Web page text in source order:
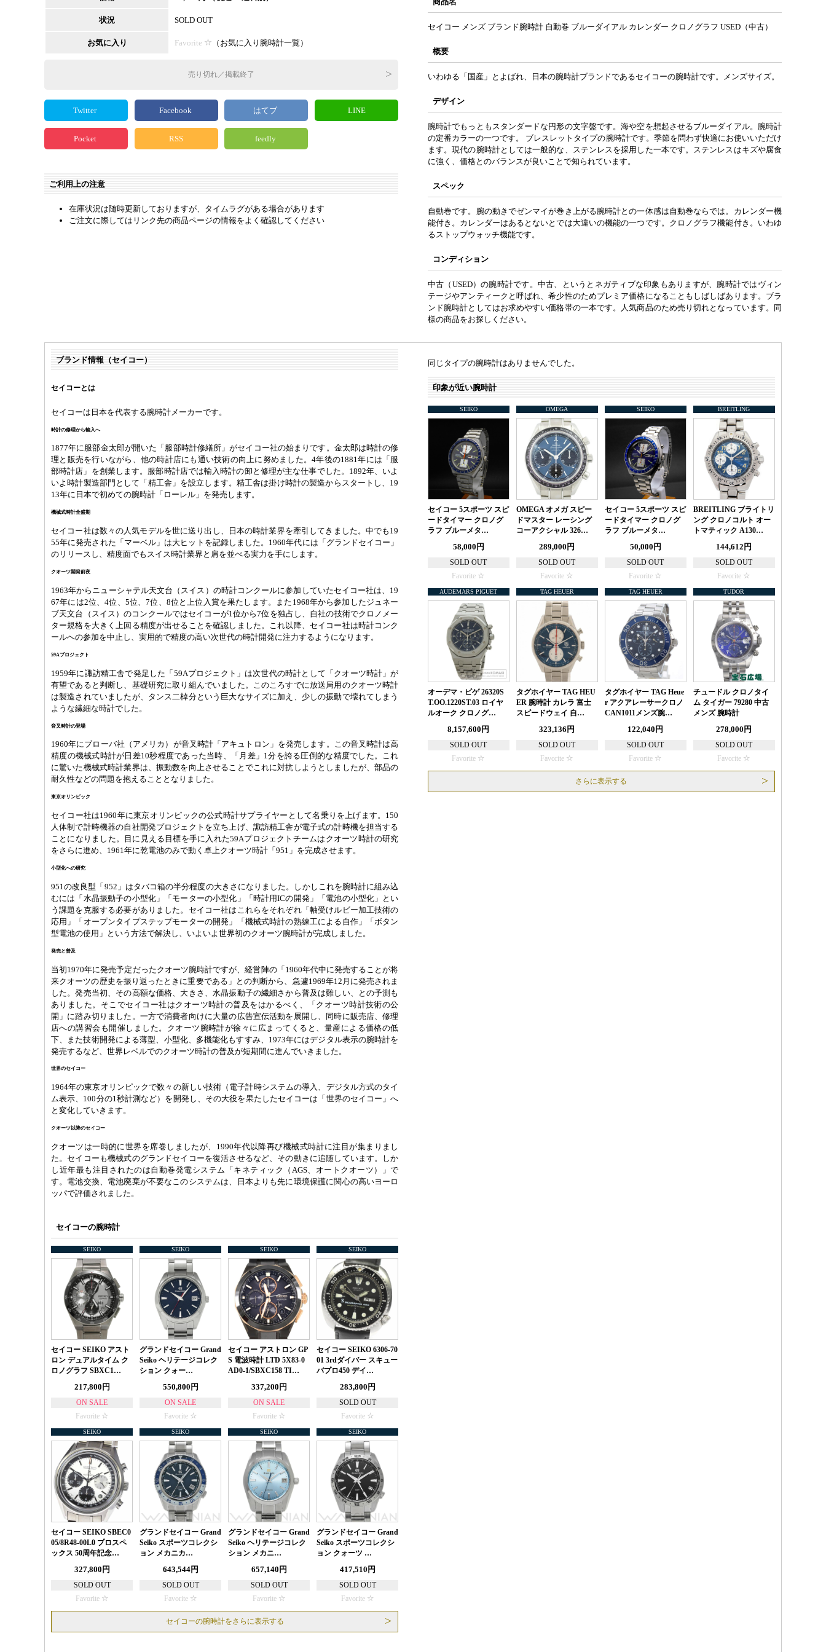
セイコー メンズ ブランド腕時計 自動巻 ブルーダイアル カレンダー クロノグラフ USED（中古）
概要
いわゆる「国産」とよばれ、日本の腕時計ブランドであるセイコーの腕時計です。メンズサイズ。
デザイン
腕時計でもっともスタンダードな円形の文字盤です。海や空を想起させるブルーダイアル。腕時計
の定番カラーの一つです。 ブレスレットタイプの腕時計です。季節を問わず快適にお使いいただけ
ます。現代の腕時計としては一般的な、ステンレスを採用した一本です。ステンレスはキズや腐食
に強く、価格とのバランスが良いことで知られています。
スペック
自動巻です。腕の動きでゼンマイが巻き上がる腕時計との一体感は自動巻ならでは。カレンダー機
能付き。カレンダーはあるとないとでは大違いの機能の一つです。クロノグラフ機能付き。いわゆ
るストップウォッチ機能です。
コンディション
中古（USED）の腕時計です。中古、というとネガティブな印象もありますが、腕時計ではヴィン
テージやアンティークと呼ばれ、希少性のためプレミア価格になることもしばしばあります。ブラ
ンド腕時計としてはお求めやすい価格帯の一本です。人気商品のため売り切れとなっています。同
様の商品をお探しください。
状況 SOLD OUT
お気に入り Favorite （ お気に入り腕時計一覧 ）
売り切れ／掲載終了
Twitter Facebook はてブ LINE
Pocket RSS feedly
ご利用上の注意
在庫状況は随時更新しておりますが、タイムラグがある場合があります
ご注文に際してはリンク先の商品ページの情報をよく確認してください
ブランド情報（セイコー）
セイコーとは
セイコーは日本を代表する腕時計メーカーです。
時計の修理から輸入へ
1877年に服部金太郎が開いた「服部時計修繕所」がセイコー社の始まりです。金太郎は時計の修
理と販売を行いながら、他の時計店にも通い技術の向上に努めました。4年後の1881年には「服
部時計店」を創業します。服部時計店では輸入時計の卸と修理が主な仕事でした。1892年、いよ
いよ時計製造部門として「精工舎」を設立します。精工舎は掛け時計の製造からスタートし、19
13年に日本で初めての腕時計「ローレル」を発売します。
機械式時計全盛期
セイコー社は数々の人気モデルを世に送り出し、日本の時計業界を牽引してきました。中でも19
55年に発売された「マーベル」は大ヒットを記録しました。1960年代には「グランドセイコー」
のリリースし、精度面でもスイス時計業界と肩を並べる実力を手にします。
クオーツ開発前夜
1963年からニューシャテル天文台（スイス）の時計コンクールに参加していたセイコー社は、19
67年には2位、4位、5位、7位、8位と上位入賞を果たします。また1968年から参加したジュネー
ブ天文台（スイス）のコンクールではセイコーが1位から7位を独占し、自社の技術でクロノメー
ター規格を大きく上回る精度が出せることを確認しました。これ以降、セイコー社は時計コンク
ールへの参加を中止し、実用的で精度の高い次世代の時計開発に注力するようになります。
59Aプロジェクト
1959年に諏訪精工舎で発足した「59Aプロジェクト」は次世代の時計として「クオーツ時計」が
有望であると判断し、基礎研究に取り組んでいました。このころすでに放送局用のクオーツ時計
は製造されていましたが、タンス二棹分という巨大なサイズに加え、少しの振動で壊れてしまう
ような繊細な時計でした。
音叉時計の登場
1960年にブローバ社（アメリカ）が音叉時計「アキュトロン」を発売します。この音叉時計は高
精度の機械式時計が日差10秒程度であった当時、「月差」1分を誇る圧倒的な精度でした。これ
に驚いた機械式時計業界は、振動数を向上させることでこれに対抗しようとしましたが、部品の
耐久性などの問題を抱えることとなりました。
東京オリンピック
セイコー社は1960年に東京オリンピックの公式時計サプライヤーとして名乗りを上げます。150
人体制で計時機器の自社開発プロジェクトを立ち上げ、諏訪精工舎が電子式の計時機を担当する
ことになりました。目に見える目標を手に入れた59Aプロジェクトチームはクオーツ時計の研究
をさらに進め、1961年に乾電池のみで動く卓上クオーツ時計「951」を完成させます。
小型化への研究
951の改良型「952」はタバコ箱の半分程度の大きさになりました。しかしこれを腕時計に組み込
むには「水晶振動子の小型化」「モーターの小型化」「時計用ICの開発」「電池の小型化」とい
う課題を克服する必要がありました。セイコー社はこれらをそれぞれ「軸受けルビー加工技術の
応用」「オープンタイプステップモーターの開発」「機械式時計の熟練工による自作」「ボタン
型電池の使用」という方法で解決し、いよいよ世界初のクオーツ腕時計が完成しました。
発売と普及
当初1970年に発売予定だったクオーツ腕時計ですが、経営陣の「1960年代中に発売することが将
来クオーツの歴史を振り返ったときに重要である」との判断から、急遽1969年12月に発売されま
した。発売当初、その高額な価格、大きさ、水晶振動子の繊細さから普及は難しい、との予測も
ありました。そこでセイコー社はクオーツ時計の普及をはかるべく、「クオーツ時計技術の公
開」に踏み切りました。一方で消費者向けに大量の広告宣伝活動を展開し、同時に販売店、修理
店への講習会も開催しました。クオーツ腕時計が徐々に広まってくると、量産による価格の低
下、また技術開発による薄型、小型化、多機能化もすすみ、1973年にはデジタル表示の腕時計を
発売するなど、世界レベルでのクオーツ時計の普及が短期間に進んでいきました。
世界のセイコー
1964年の東京オリンピックで数々の新しい技術（電子計時システムの導入、デジタル方式のタイ
ム表示、100分の1秒計測など）を開発し、その大役を果たしたセイコーは「世界のセイコー」へ
と変化していきます。
クオーツ以降のセイコー
クオーツは一時的に世界を席巻しましたが、1990年代以降再び機械式時計に注目が集まりまし
た。セイコーも機械式のグランドセイコーを復活させるなど、その動きに追随しています。しか
し近年最も注目されたのは自動巻発電システム「キネティック（AGS、オートクオーツ）」で
す。電池交換、電池廃棄が不要なこのシステムは、日本よりも先に環境保護に関心の高いヨーロ
ッパで評価されました。
セイコーの腕時計
SEIKO
セイコー SEIKO アスト
ロン デュアルタイム ク
ロノグラフ SBXC1…
217,800円
ON SALE
Favorite
SEIKO
グランドセイコー Grand
Seiko ヘリテージコレク
ション クォー…
550,800円
ON SALE
Favorite
SEIKO
セイコー アストロン GP
S 電波時計 LTD 5X83-0
AD0-1/SBXC158 TI…
337,200円
ON SALE
Favorite
SEIKO
セイコー SEIKO 6306-70
01 3rdダイバー スキュー
バプロ450 デイ…
283,800円
SOLD OUT
Favorite
SEIKO
セイコー SEIKO SBEC0
05/8R48-00L0 プロスペ
ックス 50周年記念…
327,800円
SOLD OUT
Favorite
SEIKO
グランドセイコー Grand
Seiko スポーツコレクシ
ョン メカニカ…
643,544円
SOLD OUT
Favorite
SEIKO
グランドセイコー Grand
Seiko ヘリテージコレク
ション メカニ…
657,140円
SOLD OUT
Favorite
SEIKO
グランドセイコー Grand
Seiko スポーツコレクシ
ョン クォーツ …
417,510円
SOLD OUT
Favorite
セイコーの腕時計をさらに表示する
同じタイプの腕時計はありませんでした。
印象が近い腕時計
SEIKO
セイコー 5スポーツ スピ
ードタイマー クロノグ
ラフ ブルーメタ…
58,000円
SOLD OUT
Favorite
OMEGA
OMEGA オメガ スピー
ドマスター レーシング
コーアクシャル 326…
289,000円
SOLD OUT
Favorite
SEIKO
セイコー 5スポーツ スピ
ードタイマー クロノグ
ラフ ブルーメタ…
50,000円
SOLD OUT
Favorite
BREITLING
BREITLING ブライトリ
ング クロノコルト オー
トマティック A130…
144,612円
SOLD OUT
Favorite
AUDEMARS PIGUET
オーデマ・ピゲ 26320S
T.OO.1220ST.03 ロイヤ
ルオーク クロノグ…
8,157,600円
SOLD OUT
Favorite
TAG HEUER
タグホイヤー TAG HEU
ER 腕時計 カレラ 富士
スピードウェイ 自…
323,136円
SOLD OUT
Favorite
TAG HEUER
タグホイヤー TAG Heue
r アクアレーサークロノ
CAN1011メンズ腕…
122,040円
SOLD OUT
Favorite
TUDOR
チュードル クロノタイ
ム タイガー 79280 中古
メンズ 腕時計
278,000円
SOLD OUT
Favorite
さらに表示する